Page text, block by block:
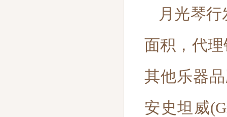
月光琴
面积，代
其他乐器
安史坦威